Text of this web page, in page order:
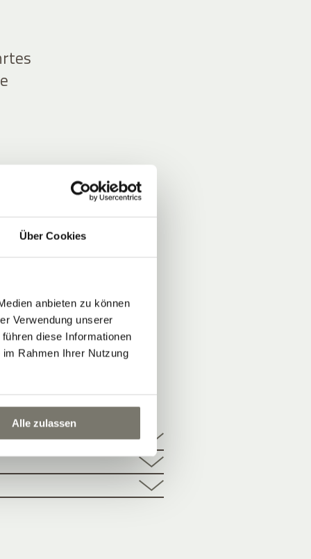
Über Cookies
anbieten zu können
Verwendung unserer
diese Informationen
Rahmen Ihrer Nutzung
Alle zulassen